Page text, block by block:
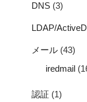
DNS (3)
LDAP/
メール (43)
iredmail
認証 (1)